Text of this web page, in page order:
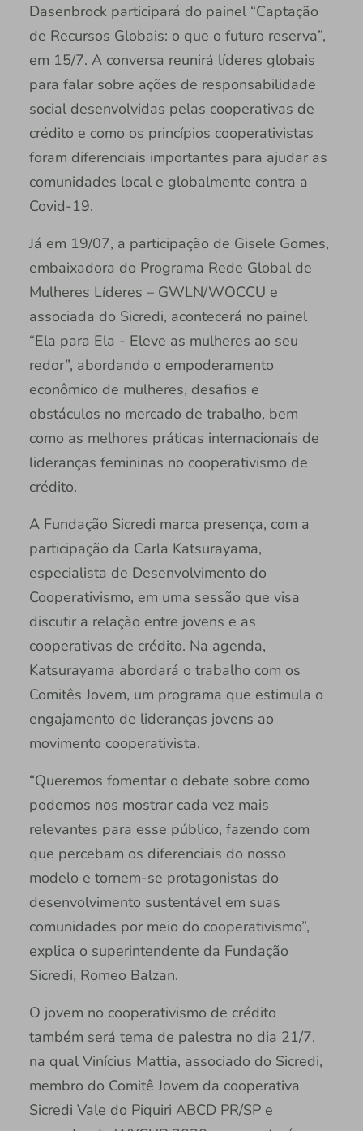
Dasenbrock participará do painel “Captação
de Recursos Globais: o que o futuro reserva”,
em 15/7. A conversa reunirá líderes globais
para falar sobre ações de responsabilidade
social desenvolvidas pelas cooperativas de
crédito e como os princípios cooperativistas
foram diferenciais importantes para ajudar as
comunidades local e globalmente contra a
Covid-19.
Já em 19/07, a participação de Gisele Gomes,
embaixadora do Programa Rede Global de
Mulheres Líderes – GWLN/WOCCU e
associada do Sicredi, acontecerá no painel
“Ela para Ela - Eleve as mulheres ao seu
redor”, abordando o empoderamento
econômico de mulheres, desafios e
obstáculos no mercado de trabalho, bem
como as melhores práticas internacionais de
lideranças femininas no cooperativismo de
crédito.
A Fundação Sicredi marca presença, com a
participação da Carla Katsurayama,
especialista de Desenvolvimento do
Cooperativismo, em uma sessão que visa
discutir a relação entre jovens e as
cooperativas de crédito. Na agenda,
Katsurayama abordará o trabalho com os
Comitês Jovem, um programa que estimula o
engajamento de lideranças jovens ao
movimento cooperativista.
“Queremos fomentar o debate sobre como
podemos nos mostrar cada vez mais
relevantes para esse público, fazendo com
que percebam os diferenciais do nosso
modelo e tornem-se protagonistas do
desenvolvimento sustentável em suas
comunidades por meio do cooperativismo”,
explica o superintendente da Fundação
Sicredi, Romeo Balzan.
O jovem no cooperativismo de crédito
também será tema de palestra no dia 21/7,
na qual Vinícius Mattia, associado do Sicredi,
membro do Comitê Jovem da cooperativa
Sicredi Vale do Piquiri ABCD PR/SP e